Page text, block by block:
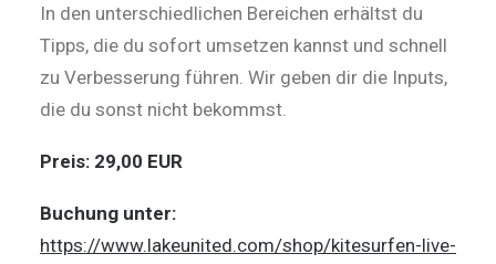
In den unterschiedlichen Bereichen erhältst du
Tipps, die du sofort umsetzen kannst und schnell
zu Verbesserung führen. Wir geben dir die Inputs,
die du sonst nicht bekommst.
Preis: 29,00 EUR
Buchung unter:
https://www.lakeunited.com/shop/kitesurfen-live-